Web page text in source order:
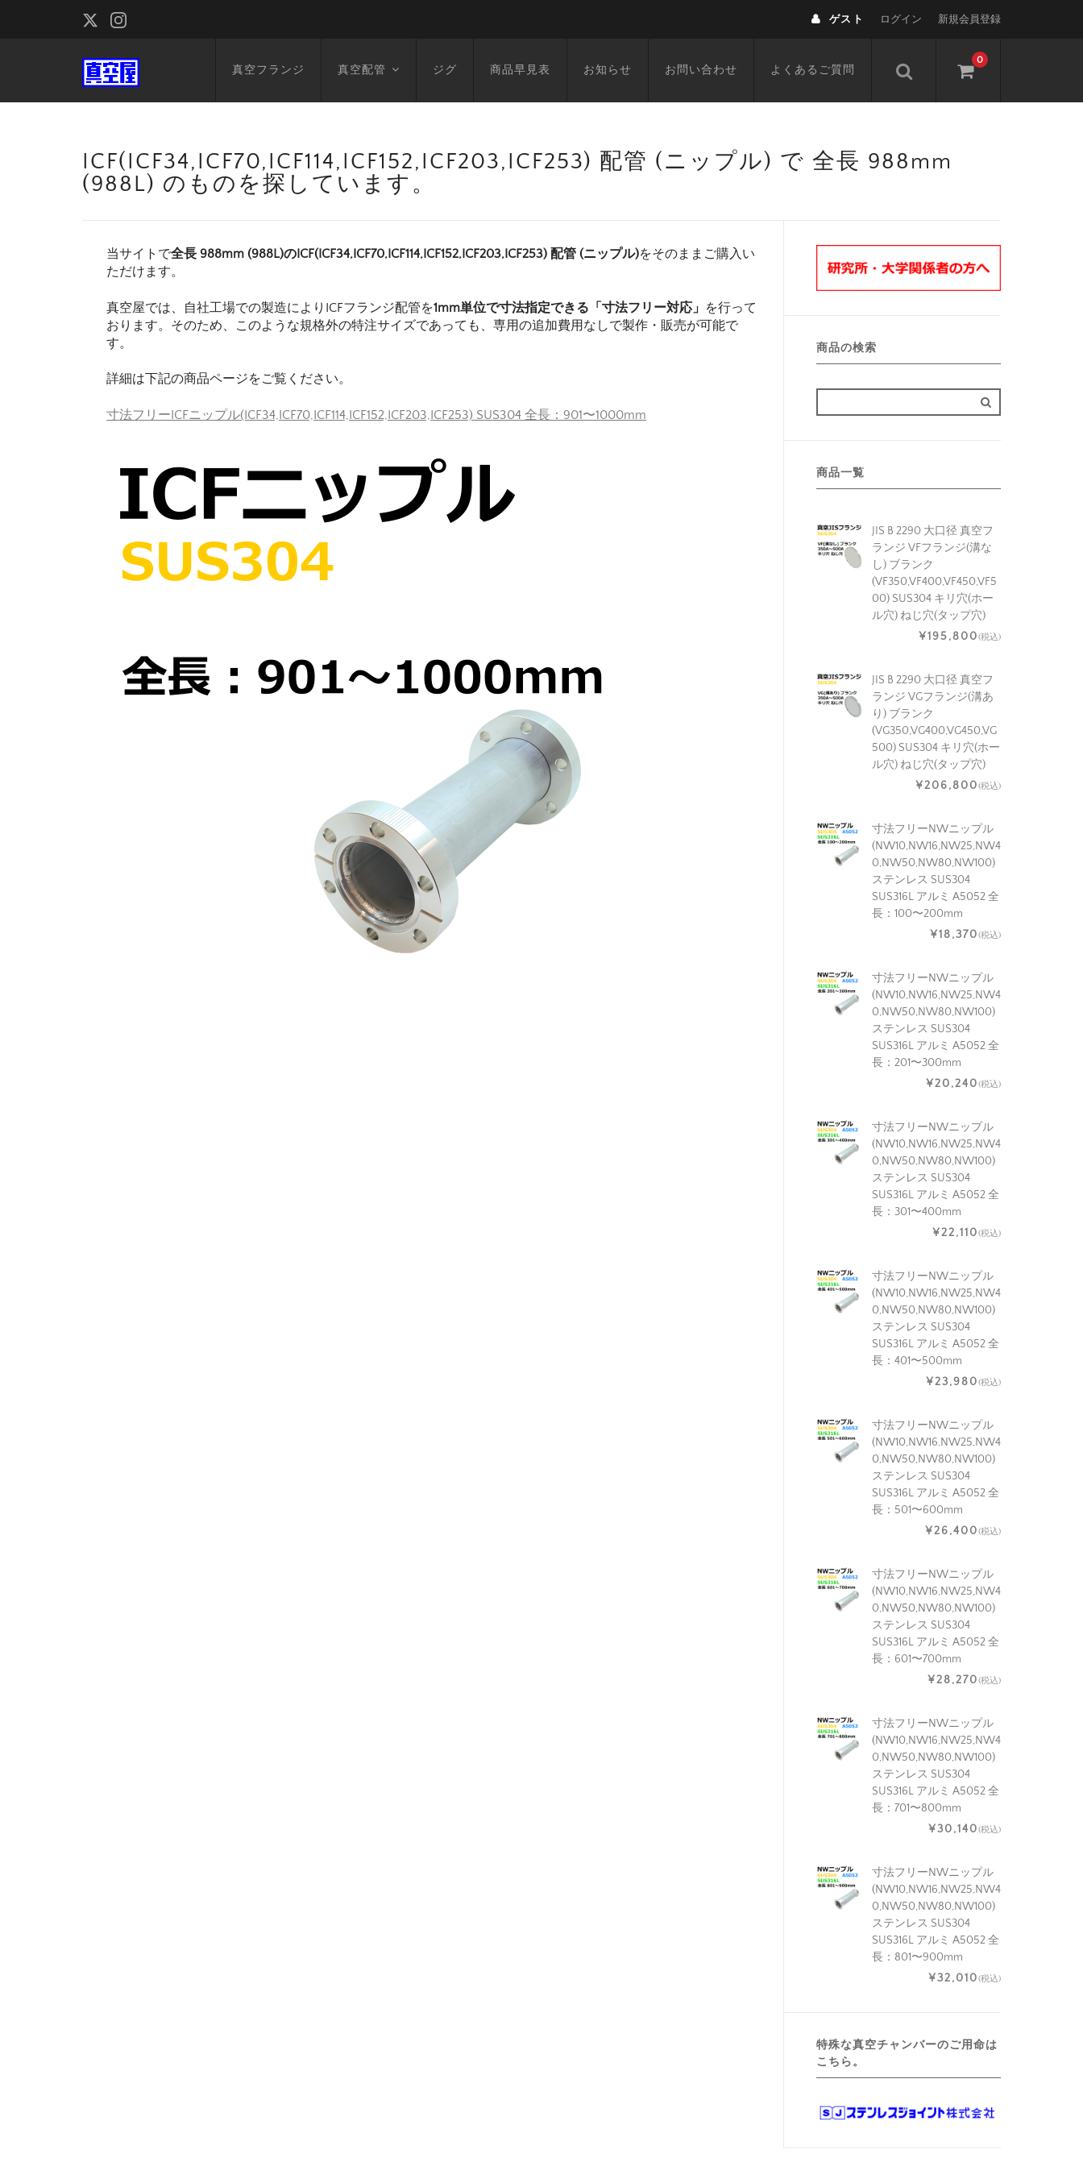
ゲスト ログイン 新規会員登録
0
真空フランジ 真空配管 ジグ 商品早見表 お知らせ お問い合わせ よくあるご質問
ICF(ICF34,ICF70,ICF114,ICF152,ICF203,ICF253) 配管 (ニップル) で 全長 988mm
(988L) のものを探しています。
当サイトで全長 988mm (988L)のICF(ICF34,ICF70,ICF114,ICF152,ICF203,ICF253) 配管 (ニップル)をそのままご購入い
ただけます。
真空屋では、自社工場での製造によりICFフランジ配管を1mm単位で寸法指定できる「寸法フリー対応」 を行って
おります。そのため、このような規格外の特注サイズであっても、専用の追加費用なしで製作・販売が可能で
す。
詳細は下記の商品ページをご覧ください。
寸法フリーICFニップル(ICF34,ICF70,ICF114,ICF152,ICF203,ICF253) SUS304 全長：901〜1000mm
商品の検索
商品一覧
JIS B 2290 大口径 真空フ
ランジ VFフランジ(溝な
し) ブランク
(VF350,VF400,VF450,VF5
00) SUS304 キリ穴(ホー
ル穴) ねじ穴(タップ穴)
¥195,800(税込)
JIS B 2290 大口径 真空フ
ランジ VGフランジ(溝あ
り) ブランク
(VG350,VG400,VG450,VG
500) SUS304 キリ穴(ホー
ル穴) ねじ穴(タップ穴)
¥206,800(税込)
寸法フリーNWニップル
(NW10,NW16,NW25,NW4
0,NW50,NW80,NW100)
ステンレス SUS304
SUS316L アルミ A5052 全
長：100〜200mm
¥18,370(税込)
寸法フリーNWニップル
(NW10,NW16,NW25,NW4
0,NW50,NW80,NW100)
ステンレス SUS304
SUS316L アルミ A5052 全
長：201〜300mm
¥20,240(税込)
寸法フリーNWニップル
(NW10,NW16,NW25,NW4
0,NW50,NW80,NW100)
ステンレス SUS304
SUS316L アルミ A5052 全
長：301〜400mm
¥22,110(税込)
寸法フリーNWニップル
(NW10,NW16,NW25,NW4
0,NW50,NW80,NW100)
ステンレス SUS304
SUS316L アルミ A5052 全
長：401〜500mm
¥23,980(税込)
寸法フリーNWニップル
(NW10,NW16,NW25,NW4
0,NW50,NW80,NW100)
ステンレス SUS304
SUS316L アルミ A5052 全
長：501〜600mm
¥26,400(税込)
寸法フリーNWニップル
(NW10,NW16,NW25,NW4
0,NW50,NW80,NW100)
ステンレス SUS304
SUS316L アルミ A5052 全
長：601〜700mm
¥28,270(税込)
寸法フリーNWニップル
(NW10,NW16,NW25,NW4
0,NW50,NW80,NW100)
ステンレス SUS304
SUS316L アルミ A5052 全
長：701〜800mm
¥30,140(税込)
寸法フリーNWニップル
(NW10,NW16,NW25,NW4
0,NW50,NW80,NW100)
ステンレス SUS304
SUS316L アルミ A5052 全
長：801〜900mm
¥32,010(税込)
特殊な真空チャンバーのご用命は
こちら。